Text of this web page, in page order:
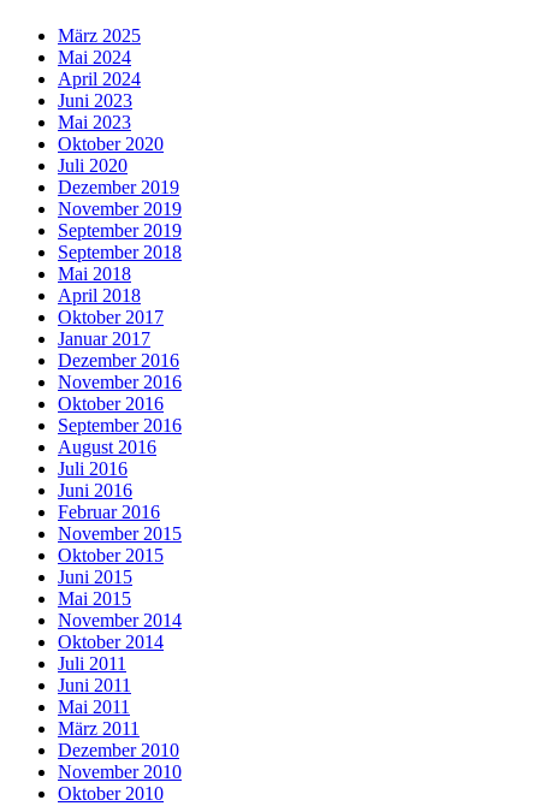
März 2025
Mai 2024
April 2024
Juni 2023
Mai 2023
Oktober 2020
Juli 2020
Dezember 2019
November 2019
September 2019
September 2018
Mai 2018
April 2018
Oktober 2017
Januar 2017
Dezember 2016
November 2016
Oktober 2016
September 2016
August 2016
Juli 2016
Juni 2016
Februar 2016
November 2015
Oktober 2015
Juni 2015
Mai 2015
November 2014
Oktober 2014
Juli 2011
Juni 2011
Mai 2011
März 2011
Dezember 2010
November 2010
Oktober 2010